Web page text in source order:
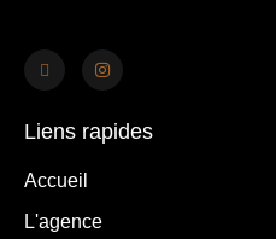
Liens rapides
Accueil
L'agence